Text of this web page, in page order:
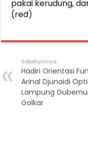
pakai kerudung,
(red)
Sebelumnya
Hadiri Orientasi
Arinal Djunaidi
Lampung
Golkar